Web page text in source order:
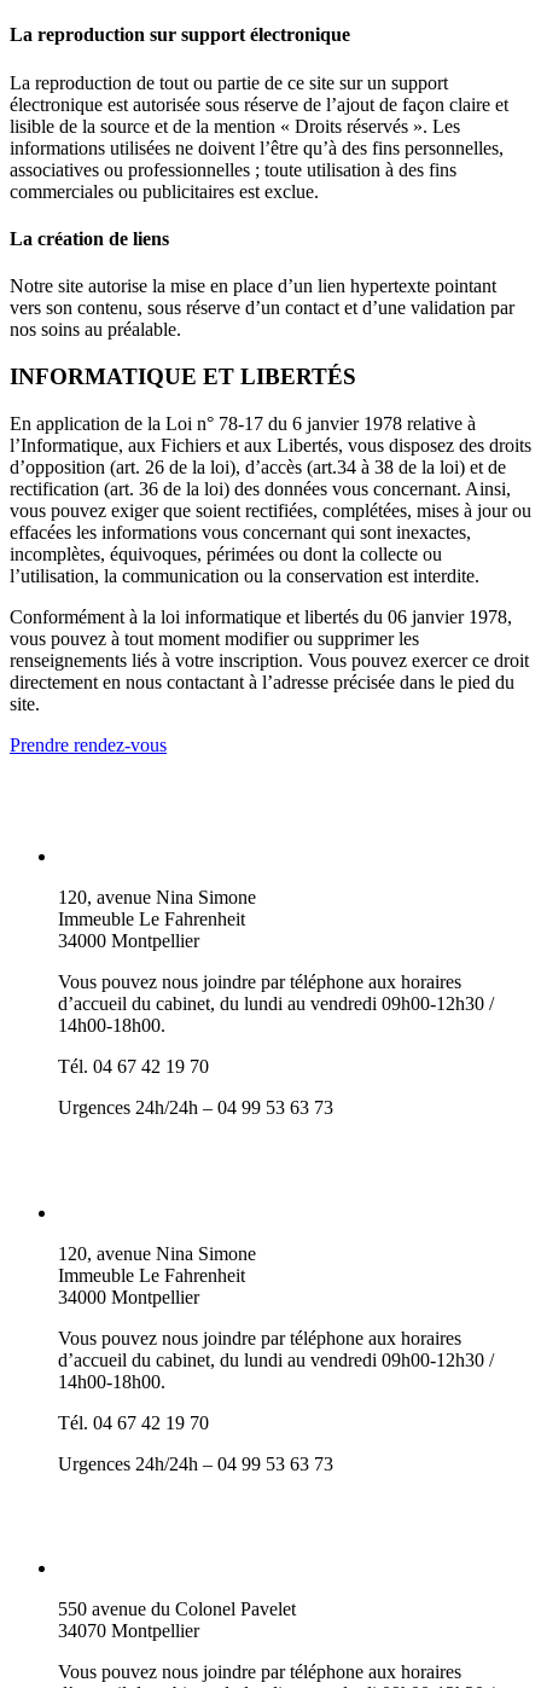
La reproduction sur support électronique
La reproduction de tout ou partie de ce site sur un support
électronique est autorisée sous réserve de l’ajout de façon claire et
lisible de la source et de la mention « Droits réservés ». Les
informations utilisées ne doivent l’être qu’à des fins personnelles,
associatives ou professionnelles ; toute utilisation à des fins
commerciales ou publicitaires est exclue.
La création de liens
Notre site autorise la mise en place d’un lien hypertexte pointant
vers son contenu, sous réserve d’un contact et d’une validation par
nos soins au préalable.
INFORMATIQUE ET LIBERTÉS
En application de la Loi n° 78-17 du 6 janvier 1978 relative à
l’Informatique, aux Fichiers et aux Libertés, vous disposez des droits
d’opposition (art. 26 de la loi), d’accès (art.34 à 38 de la loi) et de
rectification (art. 36 de la loi) des données vous concernant. Ainsi,
vous pouvez exiger que soient rectifiées, complétées, mises à jour ou
effacées les informations vous concernant qui sont inexactes,
incomplètes, équivoques, périmées ou dont la collecte ou
l’utilisation, la communication ou la conservation est interdite.
Conformément à la loi informatique et libertés du 06 janvier 1978,
vous pouvez à tout moment modifier ou supprimer les
renseignements liés à votre inscription. Vous pouvez exercer ce droit
directement en nous contactant à l’adresse précisée dans le pied du
site.
Prendre rendez-vous
120, avenue Nina Simone
Immeuble Le Fahrenheit
34000 Montpellier
Vous pouvez nous joindre par téléphone aux horaires
d’accueil du cabinet, du lundi au vendredi 09h00-12h30 /
14h00-18h00.
Tél. 04 67 42 19 70
Urgences 24h/24h – 04 99 53 63 73
120, avenue Nina Simone
Immeuble Le Fahrenheit
34000 Montpellier
Vous pouvez nous joindre par téléphone aux horaires
d’accueil du cabinet, du lundi au vendredi 09h00-12h30 /
14h00-18h00.
Tél. 04 67 42 19 70
Urgences 24h/24h – 04 99 53 63 73
550 avenue du Colonel Pavelet
34070 Montpellier
Vous pouvez nous joindre par téléphone aux horaires